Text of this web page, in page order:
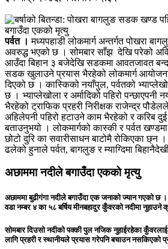
पर्वत ।मध्यपहाडी लोकमार्ग अन्तर्गत पोखरा
अवरुद्ध भएको छ । सोमबार साँझ देखि परेको
आउँदा बिहान ३ बजेदेखि सडकमा आवतजावत बन्द
सडक खुलाउने प्रयास भैरहेको लोकमार्ग आयोजना
दिएको छ । कास्किको नयाँपुल, पर्वतको
छ । भ्याप्लेखोलार अर्मादिको पहिरो पन्छाएपनी
भैरहेको ट्राफिक प्रहरी निरीक्षक राजेन्द्र
अहिलेपनी पहिरो हटाउने काम भैरहेको र करिब
बताउनुभयो । लोकमार्गको कास्की र पर्वत
छोटो दुरि का सवारीसाधन बाटोमै रोकिएका छ्न
ढलेको हुनाले पर्वत, बागलुङ र म्याग्दिमा
अछाममा नदीले बगाउँदा एककाे मृत्यु
अछाममा बुढीगंगा नदीले बगाउँदा एक जनाकाे ज्यान गएकाे छ
वडा नम्बर ४ का ५८ बर्षिय मीनबहादुर कुँवरकाे नदीमा नुहाउने
साेमबार दिउसाे नदीकाे पक्की पुल नजिक नुहाईरहेका कुँवरलाई
लागि प्रहरी र स्थानीयले प्रयास गरेपनि बचाउन नसकिएको